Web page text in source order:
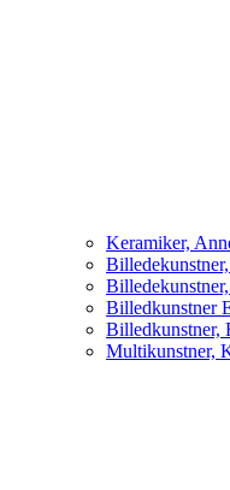
Keramiker,
Billedkunstner
Billedkunstner,
Multikunstner,